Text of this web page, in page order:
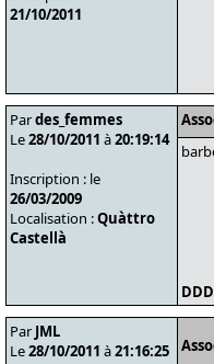
21/10/2011
Pardes_femmes
Le28/10/2011 à20:19:14
Inscription : le
26/03/2009
Localisation :Quàttro
Castellà
Par JML
Le28/10/2011 à21:16:25